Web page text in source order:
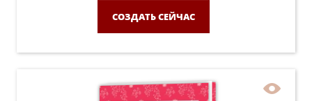
СОЗДАТЬ СЕЙЧАС